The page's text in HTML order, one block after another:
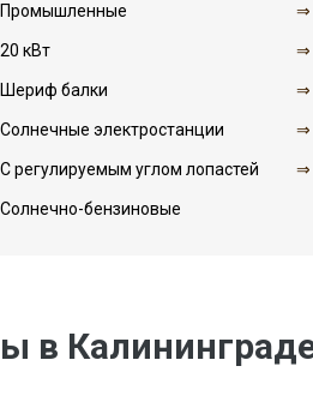
Промышленные
20 кВт
Шериф балки
Солнечные электростанции
С регулируемым углом лопастей
Солнечно-бензиновые
в